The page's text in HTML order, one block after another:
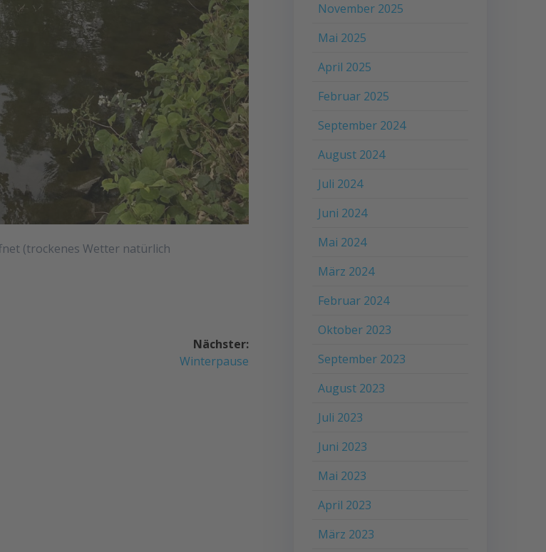
(trockenes Wetter natürlich
Nächster:
Nächster
Winterpause
November 2025
Mai 2025
April 2025
Februar 2025
September 2024
August 2024
Juli 2024
Juni 2024
Mai 2024
März 2024
Februar 2024
Oktober 2023
September 2023
August 2023
Juli 2023
Juni 2023
Mai 2023
April 2023
März 2023